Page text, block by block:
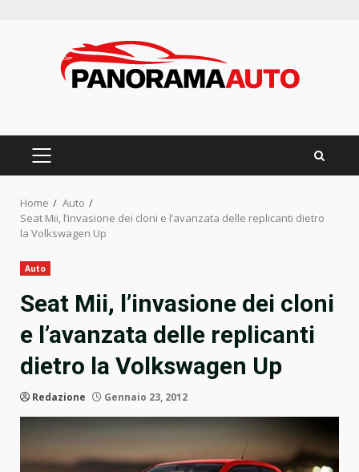
PRIMARY
Home
Auto
Seat Mii, l’invasione dei cloni e l’avanzata delle replicanti dietro
la Volkswagen Up
Auto
Seat Mii, l’invasione dei cloni
e l’avanzata delle replicanti
dietro la Volkswagen Up
Redazione Gennaio 23, 2012